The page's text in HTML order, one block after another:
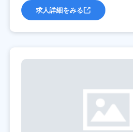
求人詳細をみる